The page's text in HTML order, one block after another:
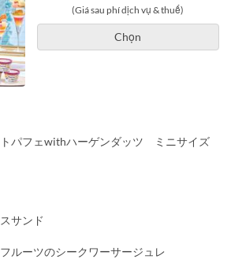
(Giá sau phí dịch vụ & thuế)
Chọn
トパフェwithハーゲンダッツ ミニサイズ
サンド
ルーツのシークワーサージュレ